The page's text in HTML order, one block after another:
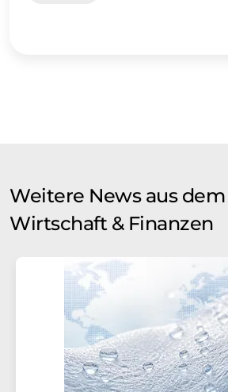
Weitere News aus
Wirtschaft & Finanzen